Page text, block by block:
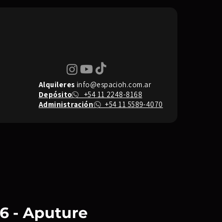
Alquileres info@espacioh.com.ar
Depósito+54 11 2248-8168
Administración+54 11 5589-4070
- Aputure